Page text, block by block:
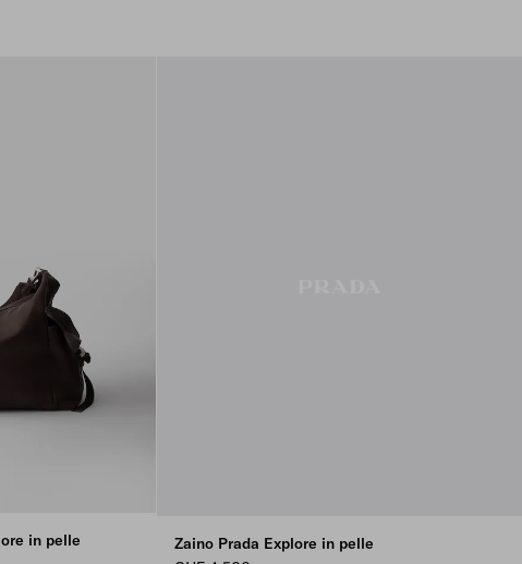
in pelle
Zaino Prada Explore in pelle